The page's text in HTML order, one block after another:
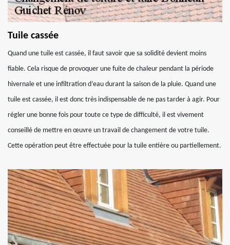
Tuile cassée
Quand une tuile est cassée, il faut savoir que sa solidité devient moins
fiable. Cela risque de provoquer une fuite de chaleur pendant la période
hivernale et une infiltration d’eau durant la saison de la pluie. Quand une
tuile est cassée, il est donc très indispensable de ne pas tarder à agir. Pour
régler une bonne fois pour toute ce type de difficulté, il est vivement
conseillé de mettre en œuvre un travail de changement de votre tuile.
Cette opération peut être effectuée pour la tuile entière ou partiellement.